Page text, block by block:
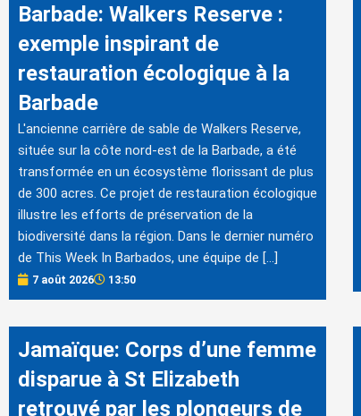
Barbade: Walkers Reserve :
exemple inspirant de
restauration écologique à la
Barbade
L'ancienne carrière de sable de Walkers Reserve,
située sur la côte nord-est de la Barbade, a été
transformée en un écosystème florissant de plus
de 300 acres. Ce projet de restauration écologique
illustre les efforts de préservation de la
biodiversité dans la région. Dans le dernier numéro
de This Week In Barbados, une équipe de […]
7 août 2026 13:50
Jamaïque: Corps d’une femme
disparue à St Elizabeth
retrouvé par les plongeurs de